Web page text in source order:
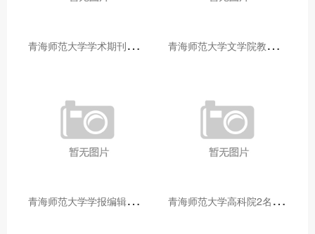
青
海师范大学学术期刊两个专栏入选2025年青海省期刊重点专栏 青
海师范大学文学院教师赴山东省相关高校和学术机构交流学习
青
海师范大学学报编辑部赴大通县城关镇上毛佰胜村开展帮扶慰问活动 青
海师范大学高科院2名专家当选中国科学院院士